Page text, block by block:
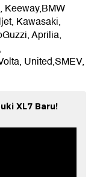
Keeway,BMW
Kawasaki,
Aprilia,
United,SMEV,
XL7 Baru!